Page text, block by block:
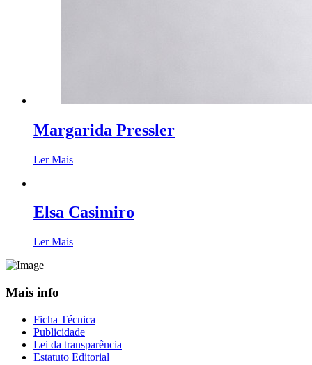
Margarida Pressler
Ler Mais
Elsa Casimiro
Ler Mais
Mais info
Ficha Técnica
Publicidade
Lei da transparência
Estatuto Editorial